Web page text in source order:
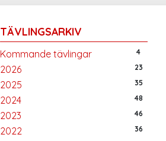
TÄVLINGSARKIV
Kommande tävlingar 4
2026 23
2025 35
2024 48
2023 46
2022 36